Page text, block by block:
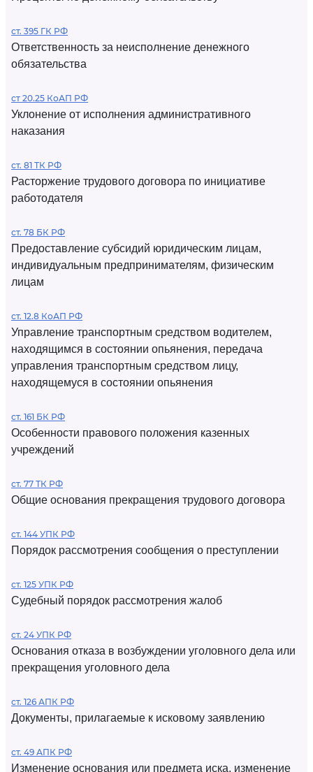
ст. 395 ГК РФ
Ответственность за неисполнение денежного
обязательства
ст 20.25 КоАП РФ
Уклонение от исполнения административного
наказания
ст. 81 ТК РФ
Расторжение трудового договора по инициативе
работодателя
ст. 78 БК РФ
Предоставление субсидий юридическим лицам,
индивидуальным предпринимателям, физическим
лицам
ст. 12.8 КоАП РФ
Управление транспортным средством водителем,
находящимся в состоянии опьянения, передача
управления транспортным средством лицу,
находящемуся в состоянии опьянения
ст. 161 БК РФ
Особенности правового положения казенных
учреждений
ст. 77 ТК РФ
Общие основания прекращения трудового договора
ст. 144 УПК РФ
Порядок рассмотрения сообщения о преступлении
ст. 125 УПК РФ
Судебный порядок рассмотрения жалоб
ст. 24 УПК РФ
Основания отказа в возбуждении уголовного дела или
прекращения уголовного дела
ст. 126 АПК РФ
Документы, прилагаемые к исковому заявлению
ст. 49 АПК РФ
Изменение основания или предмета иска, изменение